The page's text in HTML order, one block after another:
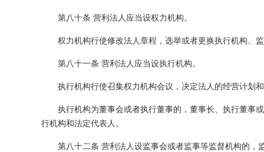
第八十条 营利法人应当设权力机构。
权力机构行使修改法人章程，选举或者更换执行机构、
第八十一条 营利法人应当设执行机构。
执行机构行使召集权力机构会议，决定法人的经营计划
执行机构为董事会或者执行董事的，董事长、执行董事
行机构和法定代表人。
第八十二条 营利法人设监事会或者监事等监督机构的